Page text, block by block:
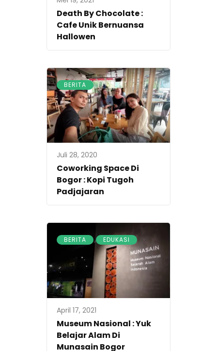
Death By Chocolate :
Cafe Unik Bernuansa
Hallowen
BERITA
Juli 28, 2020
Coworking Space Di
Bogor : Kopi Tugoh
Padjajaran
BERITA , EDUKASI
April 17, 2021
Museum Nasional : Yuk
Belajar Alam Di
Munasain Bogor